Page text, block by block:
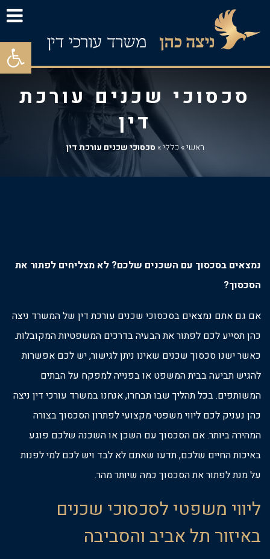
סכסוכי שכנים עורכת
דין
ראשי»כללי» סכסוכי שכנים עורכת דין
נמצאים בסכסוך עם השכנים שלכם? לא מצליחים לפתור את
הסכסוך?
אם גם אתם נמצאים בסכסוכי שכנים עורכת דין של המשרד ניצה
כהן תסייע לכם לפתור את הבעיה בדרכים המשפטיות המקובלות.
כאשר ישנו סכסוך שכנים שאינו ניתן לגישור, יש לכם אפשרות
להגיש תביעה בבית המשפט או בפנייה למפקח על הבתים
המשותפים. בכל תהליך שבו תבחרו, אנחנו במשרד עורכי דין ניצה
כהן נעניק לכם ליווי משפטי מקצועי לפתרון הסכסוך בצורה
המהירה ביותר. אם הסכסוך עם השכן או השכנה שלכם פוגע
באיכות החיים שלכם, תדעו שאתם לא לבד ויש לכם למי לפנות
על מנת לפתור את הסכסוך כמה שיותר מהר.
ליווי משפטי לסכסוכי שכנים
באיזור תל אביב והסביבה
פתח